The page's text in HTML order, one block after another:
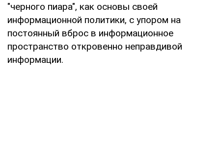
"черного пиара", как основы своей
информационной политики, с упором на
постоянный вброс в информационное
пространство откровенно неправдивой
информации.